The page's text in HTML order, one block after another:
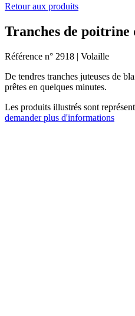
Retour aux produits
Tranches de poitrine
Référence n° 2918 | Volaille
De tendres tranches juteuses de
prêtes en quelques minutes.
Les produits illustrés sont
demander plus d'informations